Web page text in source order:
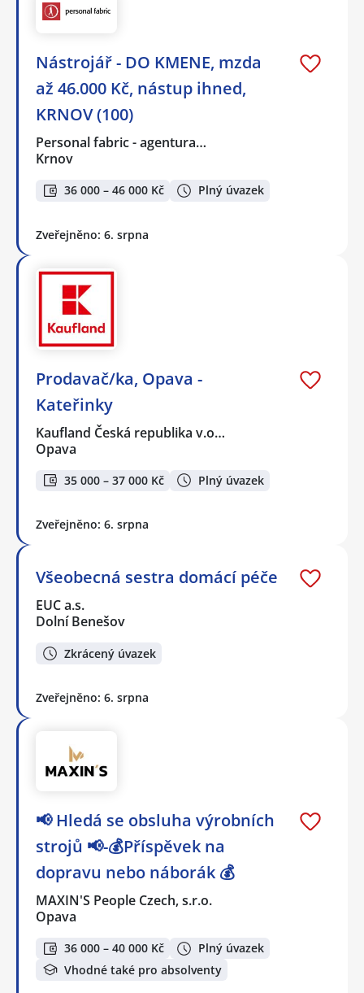
Nástrojář - DO KMENE, mzda
až 46.000 Kč, nástup ihned,
KRNOV (100)
Personal fabric - agentura…
Krnov
36 000 – 46 000 Kč Plný úvazek
Zveřejněno: 6. srpna
Prodavač/ka, Opava -
Kateřinky
Kaufland Česká republika v.o…
Opava
35 000 – 37 000 Kč Plný úvazek
Zveřejněno: 6. srpna
Všeobecná sestra domácí péče
EUC a.s.
Dolní Benešov
Zkrácený úvazek
Zveřejněno: 6. srpna
📢 Hledá se obsluha výrobních
strojů 📢-💰Příspěvek na
dopravu nebo náborák 💰
MAXIN'S People Czech, s.r.o.
Opava
36 000 – 40 000 Kč
Plný úvazek
Vhodné také pro absolventy